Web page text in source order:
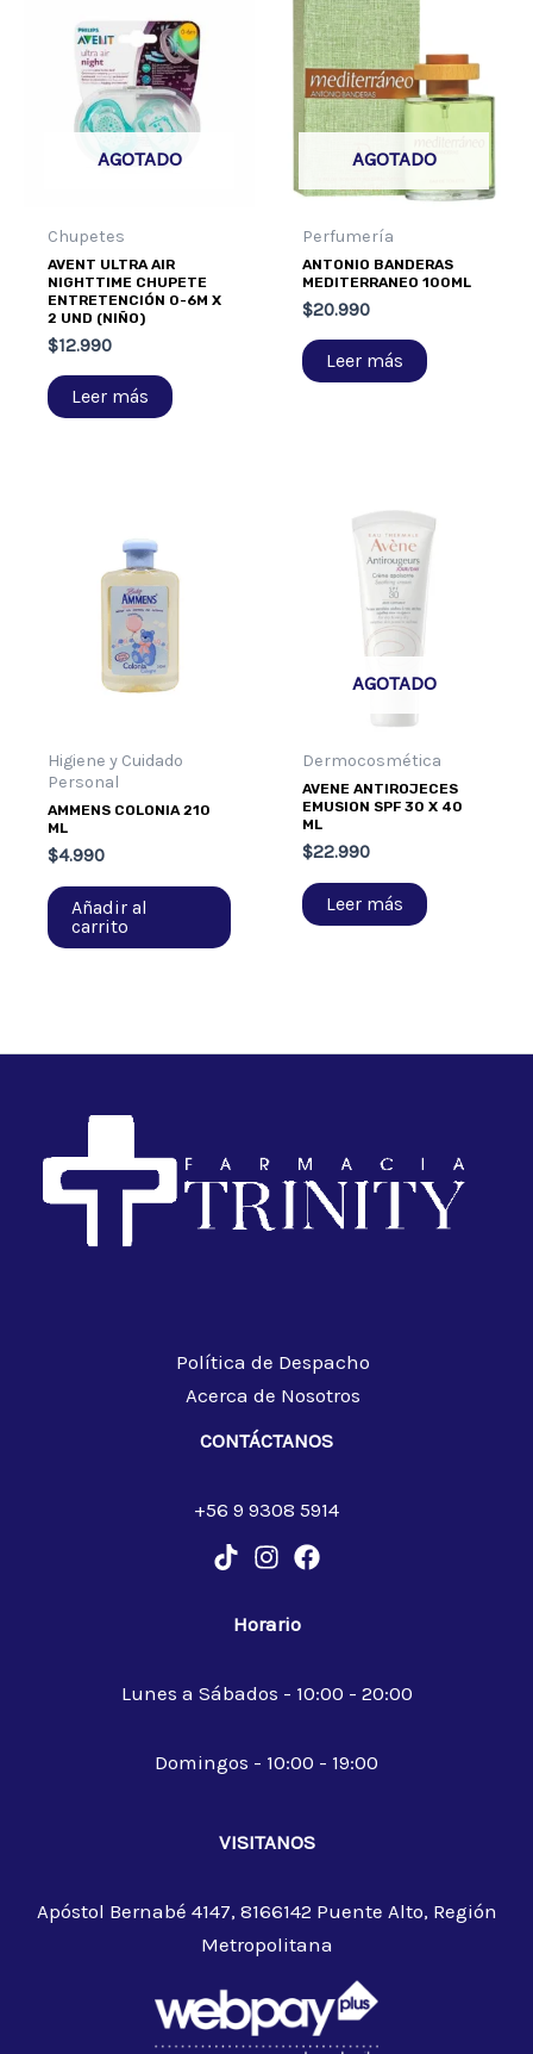
AGOTADO
Chupetes
AVENT ULTRA AIR
NIGHTTIME CHUPETE
ENTRETENCIÓN 0-6M X
2 UND (NIÑO)
$12.990
Leer más
AGOTADO
Perfumería
ANTONIO BANDERAS
MEDITERRANEO 100ML
$20.990
Leer más
Higiene y Cuidado
Personal
AMMENS COLONIA 210
ML
$4.990
Añadir al
carrito
AGOTADO
Dermocosmética
AVENE ANTIROJECES
EMUSION SPF 30 X 40
ML
$22.990
Leer más
Política de Despacho
Acerca de Nosotros
CONTÁCTANOS
+56 9 9308 5914
Horario
Lunes a Sábados - 10:00 - 20:00
Domingos - 10:00 - 19:00
VISITANOS
Apóstol Bernabé 4147, 8166142 Puente Alto, Región
Metropolitana